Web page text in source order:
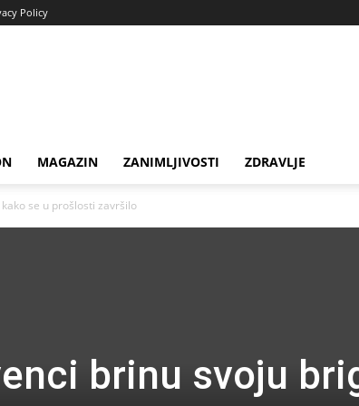
Policy
MAGAZIN ZANIMLJIVOSTI ZDRAVLJE
se u prošlosti završilo
brinu svoju